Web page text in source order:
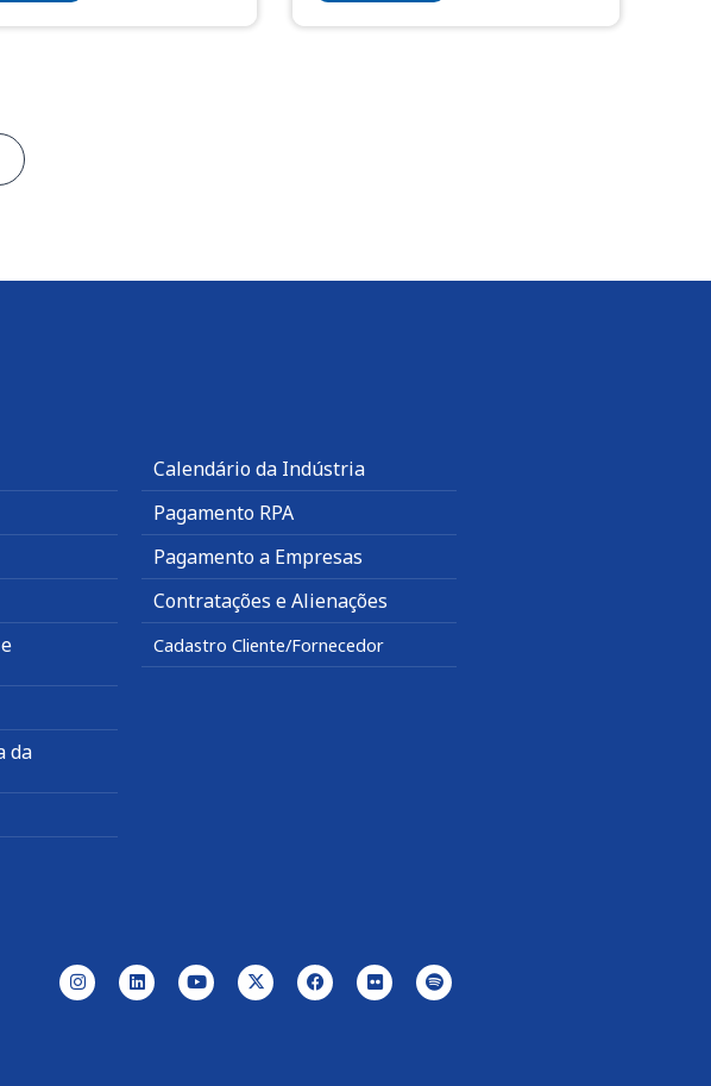
da
Calendário da Indústria
Pagamento RPA
Pagamento a Empresas
Contratações e Alienações
Cadastro Cliente/Fornecedor